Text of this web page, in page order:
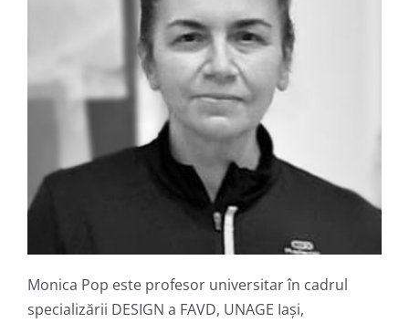
Monica Pop este profesor universitar în cadrul
specializării DESIGN a FAVD, UNAGE Iaşi,